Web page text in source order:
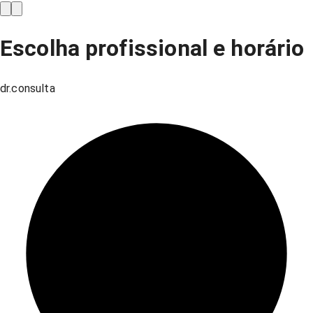
Escolha profissional e horário
dr.consulta